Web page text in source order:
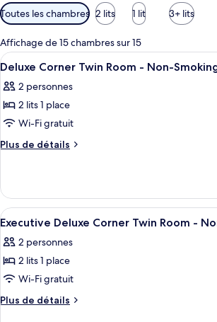
Filtres
disponibles
pour
les
chambres
Toutes les chambres 2 lits 1 lit 3+ lits
Affichage de 15 chambres sur 15
Afficher
toutes
les
photos
pour
ce
chambre :
Deluxe
Corner
Twin
Room
-
Non-
Smoking
Une
19
Deluxe Corner Twin Room - Non-
2 personnes
2 lits 1 place
Wi-Fi gratuit
Plus de détails
Plus
le
type
de
Deluxe
Corner
Room
-
Non-
Afficher
toutes
les
photos
pour
ce
Une
17
Executive Deluxe Corner Twin Room -
2 personnes
2 lits 1 place
Wi-Fi gratuit
Plus de détails
Plus